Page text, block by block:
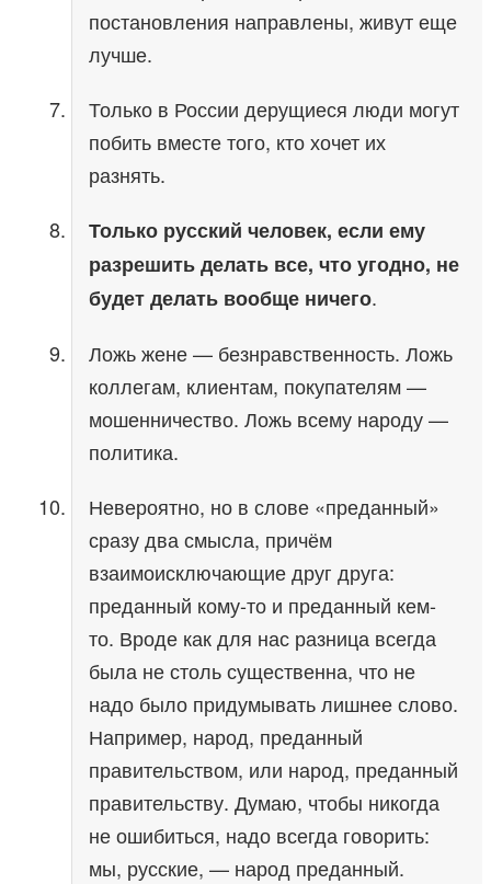
постановления направлены, живут еще
лучше.
Только в России дерущиеся люди могут
побить вместе того, кто хочет их
разнять.
Только русский человек, если ему
разрешить делать все, что угодно, не
будет делать вообще ничего.
Ложь жене — безнравственность. Ложь
коллегам, клиентам, покупателям —
мошенничество. Ложь всему народу —
политика.
Невероятно, но в слове «преданный»
сразу два смысла, причём
взаимоисключающие друг друга:
преданный кому-то и преданный кем-
то. Вроде как для нас разница всегда
была не столь существенна, что не
надо было придумывать лишнее слово.
Например, народ, преданный
правительством, или народ, преданный
правительству. Думаю, чтобы никогда
не ошибиться, надо всегда говорить:
мы, русские, — народ преданный.